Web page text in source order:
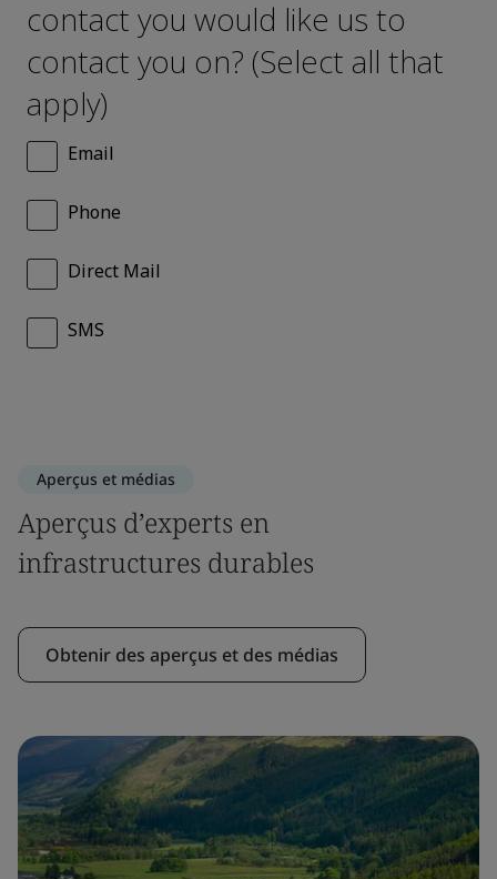
Aperçus et médias
Aperçus d’experts en
infrastructures durables
Obtenir des aperçus et des médias